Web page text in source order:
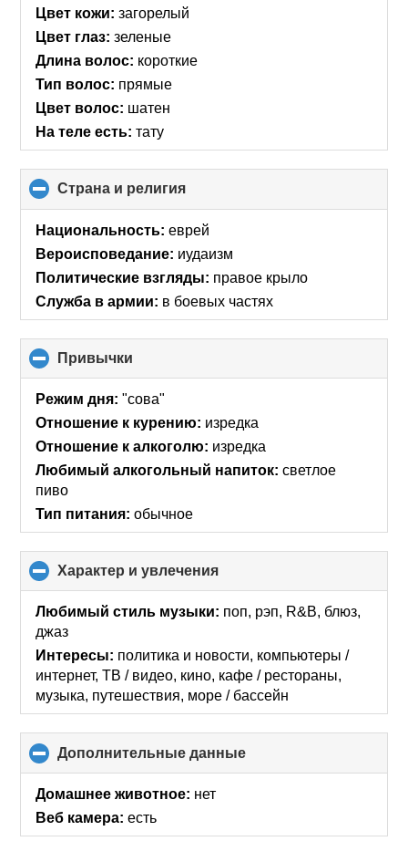
Цвет кожи: загорелый
Цвет глаз: зеленые
Длина волос: короткие
Тип волос: прямые
Цвет волос: шатен
На теле есть: тату
Страна и религия
to
collapse
contents
Национальность: еврей
Вероисповедание: иудаизм
Политические взгляды: правое крыло
Служба в армии: в боевых частях
Привычки
to
collapse
Режим дня: "сова"
Отношение к курению: изредка
Отношение к алкоголю: изредка
Любимый алкогольный напиток: светлое
пиво
Тип питания: обычное
Характер и увлечения
to
collapse
Любимый стиль музыки: поп, рэп, R&B, блюз,
джаз
Интересы: политика и новости, компьютеры /
интернет, ТВ / видео, кино, кафе / рестораны,
музыка, путешествия, море / бассейн
Дополнительные данные
to
Домашнее животное: нет
Веб камера: есть